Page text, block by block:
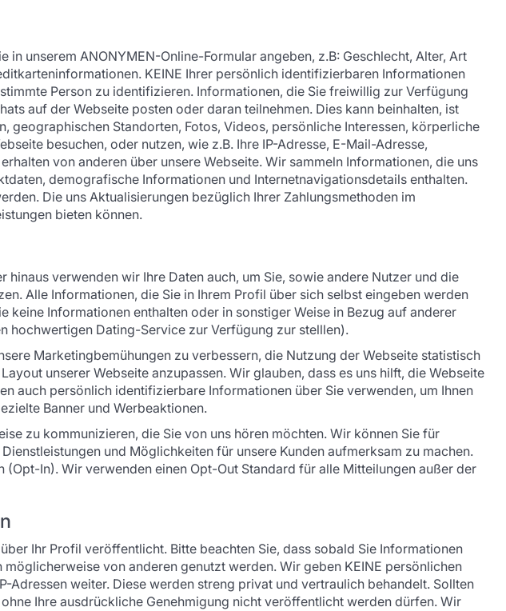
unserem ANONYMEN-Online-Formular angeben, z.B: Geschlecht, Alter, Art
KEINE Ihrer persönlich identifizierbaren Informationen
Person zu identifizieren. Informationen, die Sie freiwillig zur Verfügung
auf der Webseite posten oder daran teilnehmen. Dies kann beinhalten, ist
Standorten, Fotos, Videos, persönliche Interessen, körperliche
besuchen, oder nutzen, wie z.B. Ihre IP-Adresse, E-Mail-Adresse,
von anderen über unsere Webseite. Wir sammeln Informationen, die uns
demografische Informationen und Internetnavigationsdetails enthalten.
Die uns Aktualisierungen bezüglich Ihrer Zahlungsmethoden im
bieten können.
verwenden wir Ihre Daten auch, um Sie, sowie andere Nutzer und die
Alle Informationen, die Sie in Ihrem Profil über sich selbst eingeben werden
keine Informationen enthalten oder in sonstiger Weise in Bezug auf anderer
hochwertigen Dating-Service zur Verfügung zur stelllen).
Marketingbemühungen zu verbessern, die Nutzung der Webseite statistisch
unserer Webseite anzupassen. Wir glauben, dass es uns hilft, die Webseite
auch persönlich identifizierbare Informationen über Sie verwenden, um Ihnen
Banner und Werbeaktionen.
zu kommunizieren, die Sie von uns hören möchten. Wir können Sie für
und Möglichkeiten für unsere Kunden aufmerksam zu machen.
In). Wir verwenden einen Opt-Out Standard für alle Mitteilungen außer der
Ihr Profil veröffentlicht. Bitte beachten Sie, dass sobald Sie Informationen
von anderen genutzt werden. Wir geben KEINE persönlichen
weiter. Diese werden streng privat und vertraulich behandelt. Sollten
Ihre ausdrückliche Genehmigung nicht veröffentlicht werden dürfen. Wir